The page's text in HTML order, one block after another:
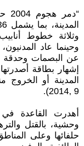
وثلاثة خطوط
وحينما عاد
عن البصمات
إشهار بطاقة
2014, 9).
أهدرت القاعدة
وحشية، بالقتل
حلفائها وعلى